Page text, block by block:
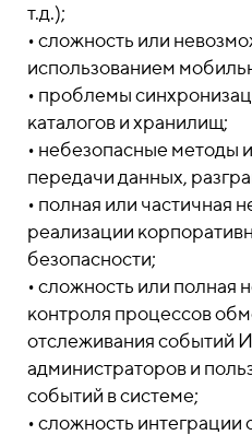
т.д.);
• сложность или
использованием
• проблемы
каталогов и хранилищ;
• небезопасные методы
передачи данных,
• полная или частичная
реализации
безопасности;
• сложность или полная
контроля процессов
отслеживания событий
администраторов и
событий в системе;
• cложность интеграции